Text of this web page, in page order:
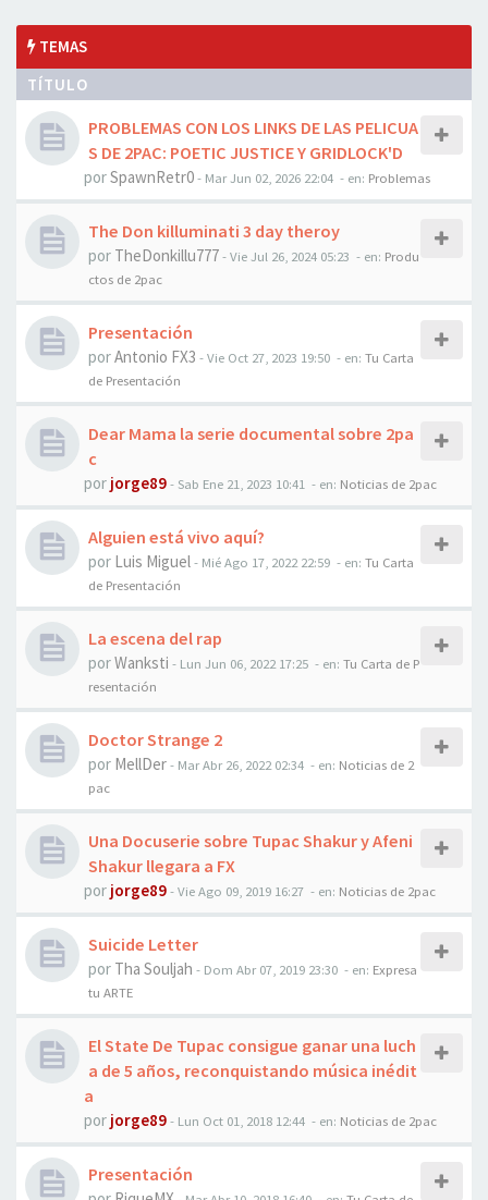
TEMAS
TÍTULO
PROBLEMAS CON LOS LINKS DE LAS PELICUA
S DE 2PAC: POETIC JUSTICE Y GRIDLOCK'D
porSpawnRetr0- Mar Jun 02, 2026 22:04 - en: Problemas
The Don killuminati 3 day theroy
por TheDonkillu777-Vie Jul 26, 2024 05:23 - en: Produ
ctos de 2pac
Presentación
porAntonio FX3 -Vie Oct 27, 2023 19:50 - en: Tu Carta
de Presentación
Dear Mama la serie documental sobre 2pa
c
por jorge89- Sab Ene 21, 2023 10:41 - en: Noticias de 2pac
Alguien está vivo aquí?
por Luis Miguel- Mié Ago 17, 2022 22:59 - en: Tu Carta
de Presentación
La escena del rap
porWanksti - Lun Jun 06, 2022 17:25 - en: Tu Carta de P
resentación
Doctor Strange 2
por MellDer- Mar Abr 26, 2022 02:34 - en: Noticias de 2
pac
Una Docuserie sobre Tupac Shakur y Afeni
Shakur llegara a FX
por jorge89-Vie Ago 09, 2019 16:27 - en: Noticias de 2pac
Suicide Letter
por Tha Souljah - Dom Abr 07, 2019 23:30 - en: Expresa
tu ARTE
El State De Tupac consigue ganar una luch
a de 5 años, reconquistando música inédit
a
por jorge89- Lun Oct 01, 2018 12:44 - en: Noticias de 2pac
Presentación